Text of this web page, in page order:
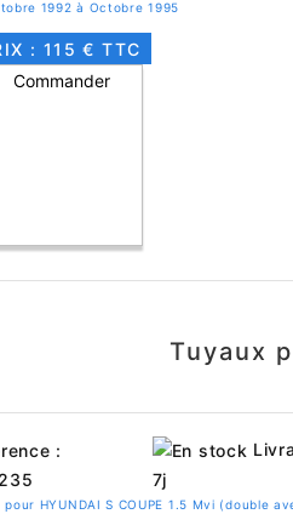
1992 à Octobre 1995
: 115 € TTC
Tuyaux
:
7j
pour HYUNDAI S COUPE 1.5 Mvi (double